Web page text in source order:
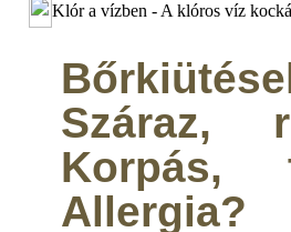
Klór a vízben - A klóros víz
Száraz,
Korpás,